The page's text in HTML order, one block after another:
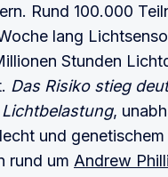
Rund 100.000
lang
Stunden
Das Risiko stieg
,
und
rund um Andrew